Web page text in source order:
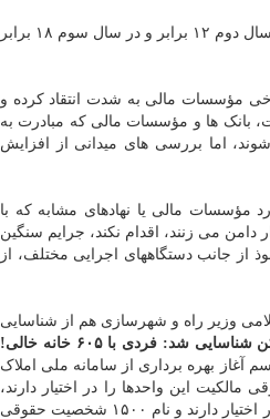
بر اساس این قانون، اگر خانه ای ۱۲۰ روز خالی بماند، در سال اول معادل ۶ برابر مالیات بر اجاره، در سال دوم ۱۲ برابر و در سال سوم ۱۸ برابر
هزار واحدی مسکونی از جانب برخی مؤسسات مالی به شدت انتقاد کرده و
بانک ها و مؤسسات مالی که مبادرت به
اما بررسی های میدانی از افزایش
مالی یا نهادهای مشابه که با
دامن می زنند، اقدام نکند، جرایم سنگین
از جانب دستگاههای اجرایی مختلف، از
می دهد؛ محمد اسلامی وزیر راه و شهرسازی هم از شناسایی
شد: فردی با ۶۰۵ خانه خالی!
بهره برداری از سامانه ملی املاک
۹ میلیون و ۳۰۰ هزار مالک حقیقی و حقوقی مالکیت این واحدها را در اختیار دارند،
اظهار نمود: طبق شناسایی انجام شده ۲ میلیون و ۷۰۰ هزار خانوار کشور بیشتر از یک واحد مسکونی در اختیار دارند و نام ۱۵۰۰ شخصیت حقوقی